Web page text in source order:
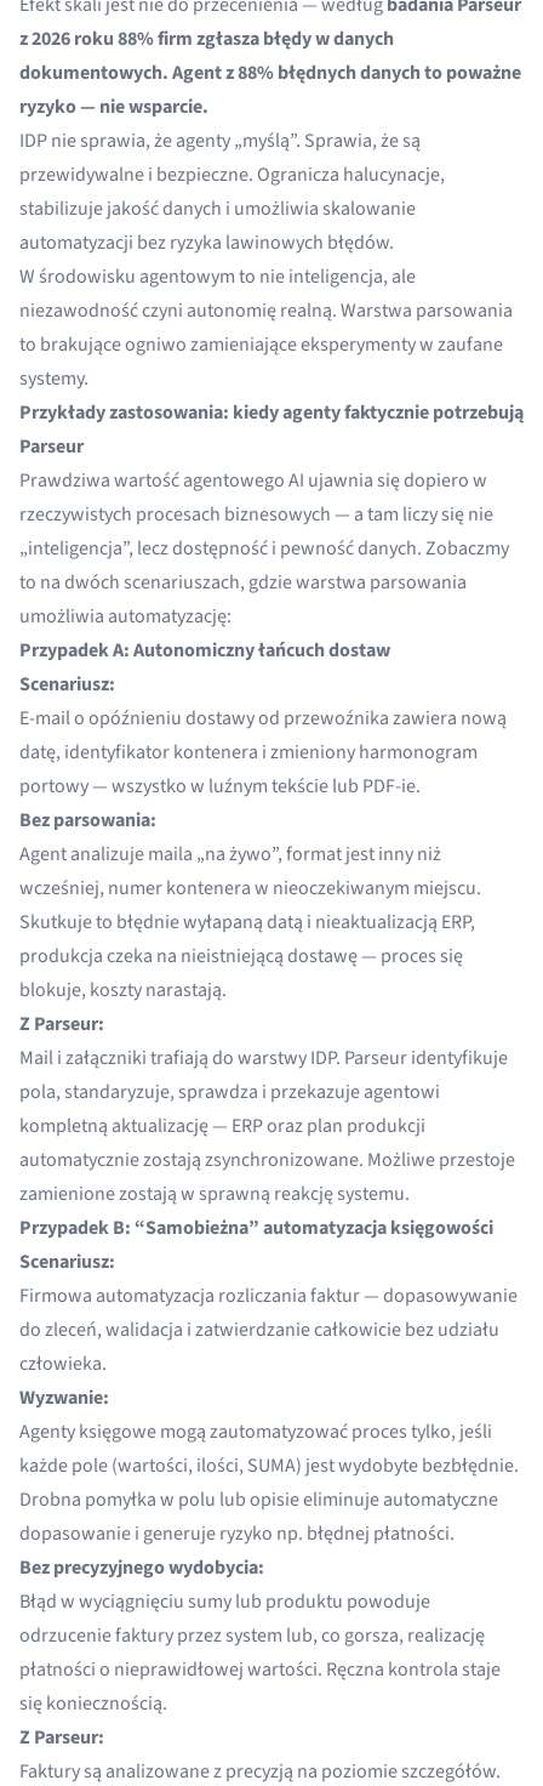
z 2026 roku88% firm zgłasza błędy w danych
dokumentowych. Agent z 88% błędnych danych to poważne
ryzyko — nie wsparcie.
IDP nie sprawia, że agenty „myślą”. Sprawia, że są
przewidywalne i bezpieczne. Ogranicza halucynacje,
stabilizuje jakość danych i umożliwia skalowanie
automatyzacji bez ryzyka lawinowych błędów.
W środowisku agentowym to nie inteligencja, ale
niezawodność czyni autonomię realną. Warstwa parsowania
to brakujące ogniwo zamieniające eksperymenty w zaufane
systemy.
Przykłady zastosowania: kiedy agenty faktycznie potrzebują
Parseur
Prawdziwa wartość agentowego AI ujawnia się dopiero w
rzeczywistych procesach biznesowych — a tam liczy się nie
„inteligencja”, lecz dostępność i pewność danych. Zobaczmy
to na dwóch scenariuszach, gdzie warstwa parsowania
umożliwia automatyzację:
Przypadek A: Autonomiczny łańcuch dostaw
Scenariusz:
E-mail o opóźnieniu dostawy od przewoźnika zawiera nową
datę, identyfikator kontenera i zmieniony harmonogram
portowy — wszystko w luźnym tekście lub PDF-ie.
Bez parsowania:
Agent analizuje maila „na żywo”, format jest inny niż
wcześniej, numer kontenera w nieoczekiwanym miejscu.
Skutkuje to błędnie wyłapaną datą i nieaktualizacją ERP,
produkcja czeka na nieistniejącą dostawę — proces się
blokuje, koszty narastają.
Z Parseur:
Mail i załączniki trafiają do warstwy IDP. Parseuridentyfikuje
pola, standaryzuje, sprawdza i przekazuje agentowi
kompletną aktualizację — ERP oraz plan produkcji
automatycznie zostają zsynchronizowane. Możliwe przestoje
zamienione zostają w sprawną reakcję systemu.
Przypadek B: “Samobieżna” automatyzacja księgowości
Scenariusz:
Firmowa automatyzacja rozliczania faktur — dopasowywanie
do zleceń, walidacja i zatwierdzanie całkowicie bez udziału
człowieka.
Wyzwanie:
Agenty księgowe mogą zautomatyzować proces tylko, jeśli
każde pole (wartości, ilości, SUMA) jest wydobyte bezbłędnie.
Drobna pomyłka w polu lub opisie eliminuje automatyczne
dopasowanie i generuje ryzyko np. błędnej płatności.
Bez precyzyjnego wydobycia:
Błąd w wyciągnięciu sumy lub produktu powoduje
odrzucenie faktury przez system lub, co gorsza, realizację
płatności o nieprawidłowej wartości. Ręczna kontrola staje
się koniecznością.
Z Parseur:
Faktury są analizowane z precyzją na poziomie szczegółów.